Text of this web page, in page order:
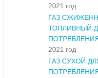
2021 год
ГАЗ
ТОПЛИВНЫЙ
ПОТРЕБЛЕНИЯ.
2021 год
ГАЗ СУХОЙ